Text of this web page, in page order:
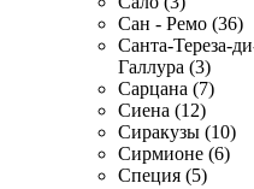
Сан - Ремо (36)
Санта-Тереза-
Галлура (3)
Сарцана (7)
Сиена (12)
Сиракузы (10)
Сирмионе (6)
Специя (5)